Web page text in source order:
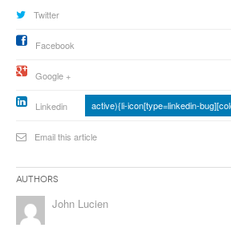
Twitter
Facebook
Google +
Linkedin active){li-icon[type=linkedin-
Email this article
Authors
John Lucien